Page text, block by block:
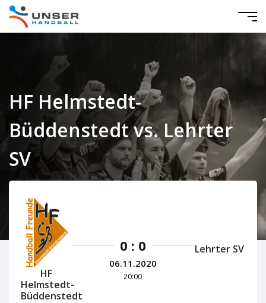
HF Helmstedt-
Büddenstedt vs. Lehrter
SV
HF
Helmstedt-
Büddenstedt
0 : 0
06.11.2020
20:00
Lehrter SV